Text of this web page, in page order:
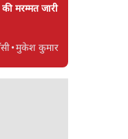
की मरम्मत जारी
•मुकेश कुमार